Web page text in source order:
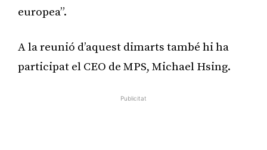
europea”.
A la reunió d’aquest dimarts també hi ha
participat el CEO de MPS, Michael Hsing.
Publicitat